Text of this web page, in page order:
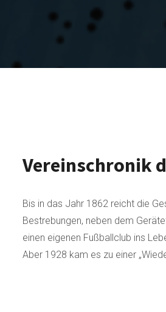
Vereinschronik
Bis in das Jahr 1862 reicht die
Bestrebungen, neben dem
einen eigenen Fußballclub ins
Aber 1928 kam es zu einer